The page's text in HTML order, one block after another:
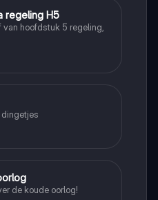
regeling H5
hoofdstuk 5 regeling,
de koude oorlog!